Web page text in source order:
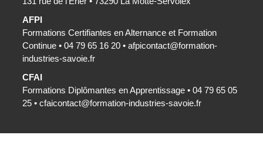
AFPI
Formations Certifiantes en Alternance et Formation
Continue • 04 79 65 16 20 • afpicontact@formation-
industries-savoie.fr
CFAI
Formations Diplômantes en Apprentissage • 04 79 65 05
25 • cfaicontact@formation-industries-savoie.fr